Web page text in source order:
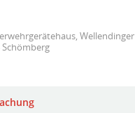
Wellendinger
Schömberg